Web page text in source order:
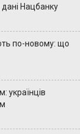
Нацбанку
по-новому: що
українців